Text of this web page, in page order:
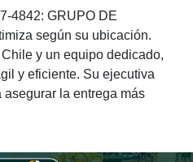
4842: GRUPO DE
según su ubicación.
y un equipo dedicado,
y eficiente. Su ejecutiva
la entrega más